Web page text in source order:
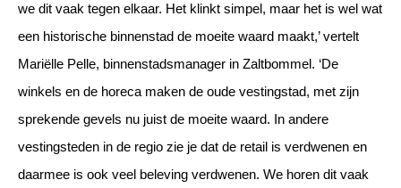
we dit vaak tegen elkaar. Het klinkt simpel, maar het is wel wat
een historische binnenstad de moeite waard maakt,’ vertelt
Mariëlle Pelle, binnenstadsmanager in Zaltbommel. ‘De
winkels en de horeca maken de oude vestingstad, met zijn
sprekende gevels nu juist de moeite waard. In andere
vestingsteden in de regio zie je dat de retail is verdwenen en
daarmee is ook veel beleving verdwenen. We horen dit vaak